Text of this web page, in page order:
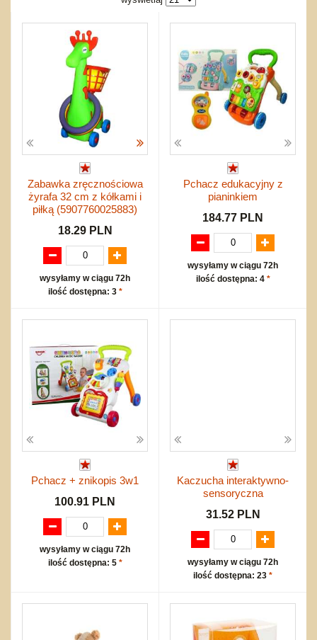
Edukacyjne i puzzle
Mebelki
inne
nożne
do siatkówki
do koszykówki
Drobny sprzęt sportowy
Akcesoria sportowe
NIEUSTALONE
Wyprzedaż
Promocje
Zakupy hurtowe
Koszty przesyłki
Regulamin
Kontakt
Mapa produktów
Zabawka zręcznościowa
żyrafa 32 cm z kółkami i
piłką (5907760025883)
18.29 PLN
wysyłamy w ciągu 72h
ilość dostępna: 3 *
Pchacz edukacyjny z
pianinkiem
184.77 PLN
wysyłamy w ciągu 72h
ilość dostępna: 4 *
Pchacz + znikopis 3w1
100.91 PLN
wysyłamy w ciągu 72h
ilość dostępna: 5 *
Kaczucha interaktywno-
sensoryczna
31.52 PLN
wysyłamy w ciągu 72h
ilość dostępna: 23 *